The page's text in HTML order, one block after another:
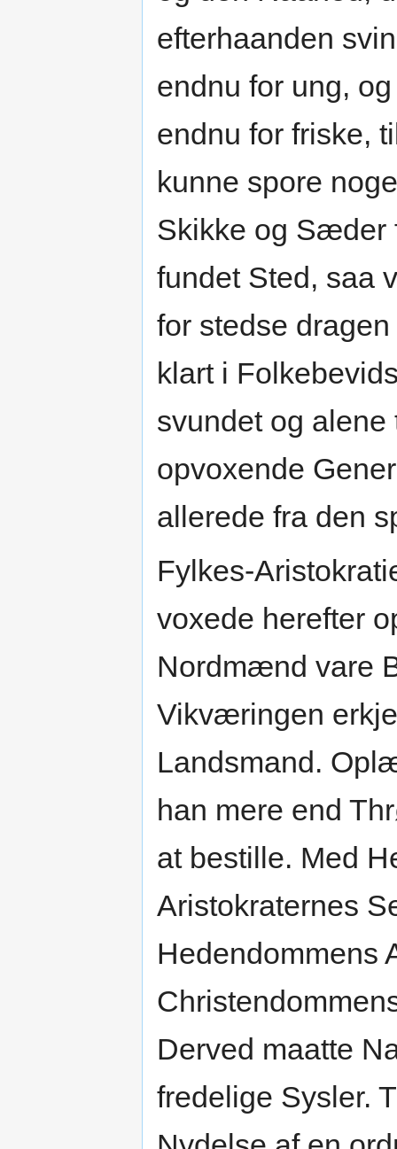
efterhaanden
endnu for ung,
endnu for friske,
kunne spore
Skikke og Sæder
fundet Sted, saa
for stedse
klart i
svundet og
opvoxende
allerede fra den
Fylkes-
voxede herefter
Nordmænd vare
Vikværingen
Landsmand.
han mere end
at bestille. Med
Aristokraternes
Hedendommens
Derved maatte
fredelige Sysler.